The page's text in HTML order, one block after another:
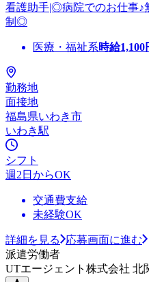
看護助手|◎病院でのお仕事♪
制◎
医療・福祉系時給1,100
勤務地
面接地
福島県いわき市
いわき駅
シフト
週2日からOK
交通費支給
未経験OK
詳細を見る
応募画面に進む
派遣労働者
UTエージェント株式会社 北